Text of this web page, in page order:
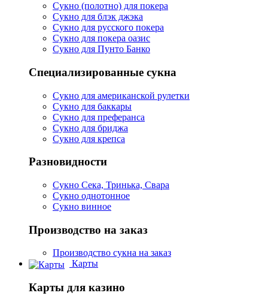
Сукно (полотно) для покера
Сукно для блэк джэка
Сукно для русского покера
Сукно для покера оазис
Сукно для Пунто Банко
Специализированные сукна
Сукно для американской рулетки
Сукно для баккары
Сукно для преферанса
Сукно для бриджа
Сукно для крепса
Разновидности
Сукно Сека, Тринька, Свара
Сукно однотонное
Сукно винное
Производство на заказ
Производство сукна на заказ
Карты
Карты для казино